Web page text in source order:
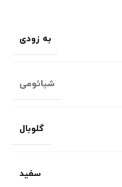
به زودی
شیائومی
گلوبال
سفید